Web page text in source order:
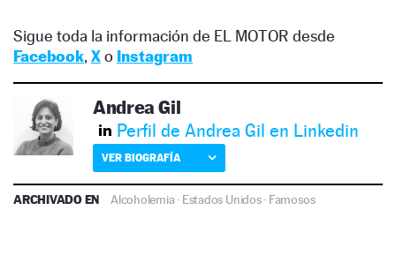
Sigue toda la información de EL MOTOR desde
Facebook, Xo Instagram
Andrea Gil
Perfil de Andrea Gil en Linkedin
VER BIOGRAFÍA
ARCHIVADO EN Alcoholemia· Estados Unidos· Famosos